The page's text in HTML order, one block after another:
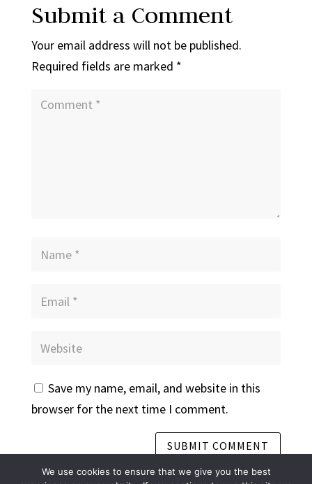
Submit a Comment
Your email address will not be published.
Required fields are marked *
Save my name, email, and website in this
browser for the next time I comment.
We use cookies to ensure that we give you the best